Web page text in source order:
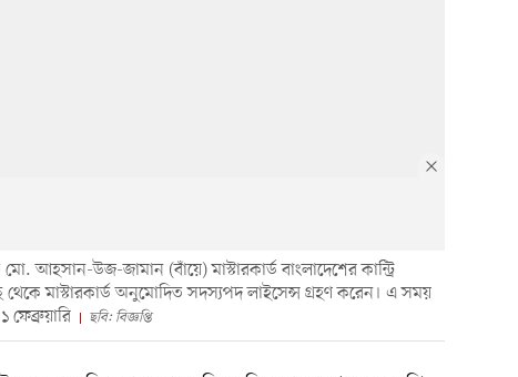
মো. আহসান-উজ-জামান (বাঁয়ে) মাস্টারকার্ড বাংলাদেশের কান্ট্রি
থেকে মাস্টারকার্ড অনুমোদিত সদস্যপদ লাইসেন্স গ্রহণ করেন। এ সময়
ফেব্রুয়ারি
ছবি: বিজ্ঞপ্তি